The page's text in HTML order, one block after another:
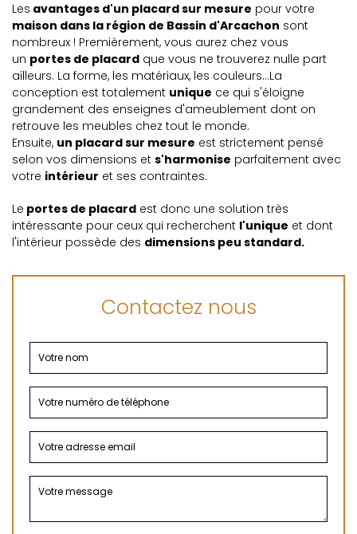
Les avantages d'un placard sur mesure pour votre
maison dans la région de Bassin d'Arcachon sont
nombreux ! Premièrement, vous aurez chez vous
un portes de placard que vous ne trouverez nulle part
ailleurs. La forme, les matériaux, les couleurs...La
conception est totalement unique ce qui s'éloigne
grandement des enseignes d'ameublement dont on
retrouve les meubles chez tout le monde.
Ensuite, un placard sur mesure est strictement pensé
selon vos dimensions et s'harmonise parfaitement avec
votre intérieur et ses contraintes.
Le portes de placard est donc une solution très
intéressante pour ceux qui recherchent l'unique et dont
l'intérieur possède des dimensions peu standard.
Contactez nous